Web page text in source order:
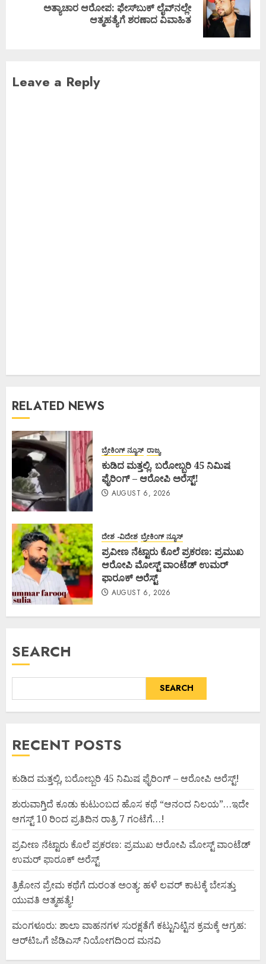
ಅತ್ಯಾಚಾರ ಆರೋಪ: ಫೇಸ್‌ಬುಕ್ ಲೈವ್‌ನಲ್ಲೇ
ಆತ್ಮಹತ್ಯೆಗೆ ಶರಣಾದ ವಿವಾಹಿತ
Leave a Reply
RELATED NEWS
ಬ್ರೇಕಿಂಗ್ ನ್ಯೂಸ್ ರಾಜ್ಯ
ಕುಡಿದ ಮತ್ತಲ್ಲಿ, ಬರೋಬ್ಬರಿ 45 ನಿಮಿಷ
ಫೈರಿಂಗ್ – ಆರೋಪಿ ಅರೆಸ್ಟ್!
AUGUST 6, 2026
ದೇಶ -ವಿದೇಶ ಬ್ರೇಕಿಂಗ್ ನ್ಯೂಸ್
ಪ್ರವೀಣ ನೆಟ್ಟಾರು ಕೊಲೆ ಪ್ರಕರಣ: ಪ್ರಮುಖ
ಆರೋಪಿ ಮೋಸ್ಟ್ ವಾಂಟೆಡ್ ಉಮರ್
ಫಾರೂಕ್ ಅರೆಸ್ಟ್
AUGUST 6, 2026
SEARCH
SEARCH
RECENT POSTS
ಕುಡಿದ ಮತ್ತಲ್ಲಿ, ಬರೋಬ್ಬರಿ 45 ನಿಮಿಷ ಫೈರಿಂಗ್ – ಆರೋಪಿ ಅರೆಸ್ಟ್!
ಶುರುವಾಗ್ತಿದೆ ಕೂಡು ಕುಟುಂಬದ ಹೊಸ ಕಥೆ “ಆನಂದ ನಿಲಯ”…ಇದೇ
ಆಗಸ್ಟ್ 10 ರಿಂದ ಪ್ರತಿದಿನ ರಾತ್ರಿ 7 ಗಂಟೆಗೆ…!
ಪ್ರವೀಣ ನೆಟ್ಟಾರು ಕೊಲೆ ಪ್ರಕರಣ: ಪ್ರಮುಖ ಆರೋಪಿ ಮೋಸ್ಟ್ ವಾಂಟೆಡ್
ಉಮರ್ ಫಾರೂಕ್ ಅರೆಸ್ಟ್
ತ್ರಿಕೋನ ಪ್ರೇಮ ಕಥೆಗೆ ದುರಂತ ಅಂತ್ಯ: ಹಳೆ ಲವರ್ ಕಾಟಕ್ಕೆ ಬೇಸತ್ತು
ಯುವತಿ ಆತ್ಮಹತ್ಯೆ!
ಮಂಗಳೂರು: ಶಾಲಾ ವಾಹನಗಳ ಸುರಕ್ಷತೆಗೆ ಕಟ್ಟುನಿಟ್ಟಿನ ಕ್ರಮಕ್ಕೆ ಆಗ್ರಹ:
ಆರ್‌ಟಿಒಗೆ ಜೆಡಿಎಸ್ ನಿಯೋಗದಿಂದ ಮನವಿ